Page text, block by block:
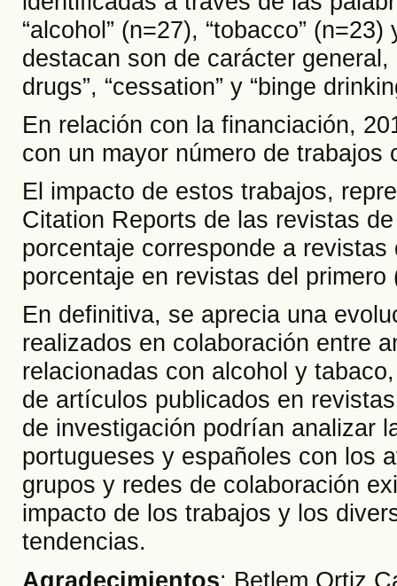
“alcohol” (n=27), “tobacco”
destacan son de carácter general,
drugs”, “cessation” y “binge
En relación con la financiación,
con un mayor número de trabajos
El impacto de estos trabajos,
Citation Reports de las revistas
porcentaje corresponde a
porcentaje en revistas del primero
En definitiva, se aprecia una
realizados en colaboración entre
relacionadas con alcohol y
de artículos publicados en
de investigación podrían analizar
portugueses y españoles con los
grupos y redes de colaboración
impacto de los trabajos y los
tendencias.
Agradecimientos: Betlem Ortiz